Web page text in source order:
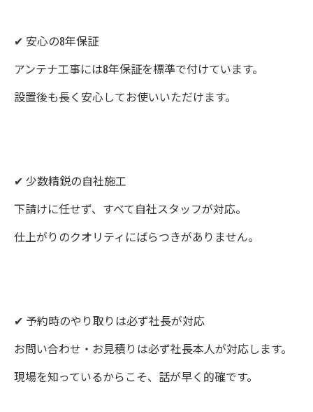
✔ 安心の8年保証
アンテナ工事には8年保証を標準で付けています。
設置後も長く安心してお使いいただけます。
✔ 少数精鋭の自社施工
下請けに任せず、すべて自社スタッフが対応。
仕上がりのクオリティにばらつきがありません。
✔ 予約時のやり取りは必ず社長が対応
お問い合わせ・お見積りは必ず社長本人が対応します。
現場を知っているからこそ、話が早く的確です。